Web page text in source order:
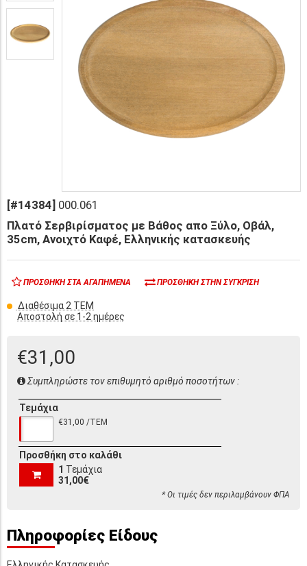
[#14384] 000.061
Πλατό Σερβιρίσματος με Βάθος απο Ξύλο, Οβάλ,
35cm, Ανοιχτό Καφέ, Ελληνικής κατασκευής
ΠΡΟΣΘΉΚΗ ΣΤΑ ΑΓΑΠΗΜΈΝΑ ΠΡΟΣΘΉΚΗ ΣΤΗΝ ΣΎΓΚΡΙΣΗ
Διαθέσιμα 2 ΤΕΜ
Αποστολή σε 1-2 ημέρες
€31,00
Συμπληρώστε τον επιθυμητό αριθμό ποσοτήτων :
Τεμάχια
€31,00 /ΤΕΜ
Προσθήκη στο καλάθι
1 Τεμάχια
31,00€
* Οι τιμές δεν περιλαμβάνουν ΦΠΑ
Πληροφορίες Είδους